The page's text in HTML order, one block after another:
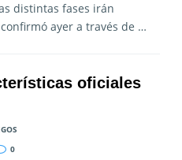
distintas fases irán
ayer a través de …
oficiales
0